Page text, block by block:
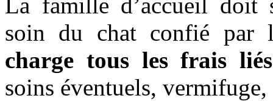
soin du chat confié par
charge tous les frais
soins éventuels,